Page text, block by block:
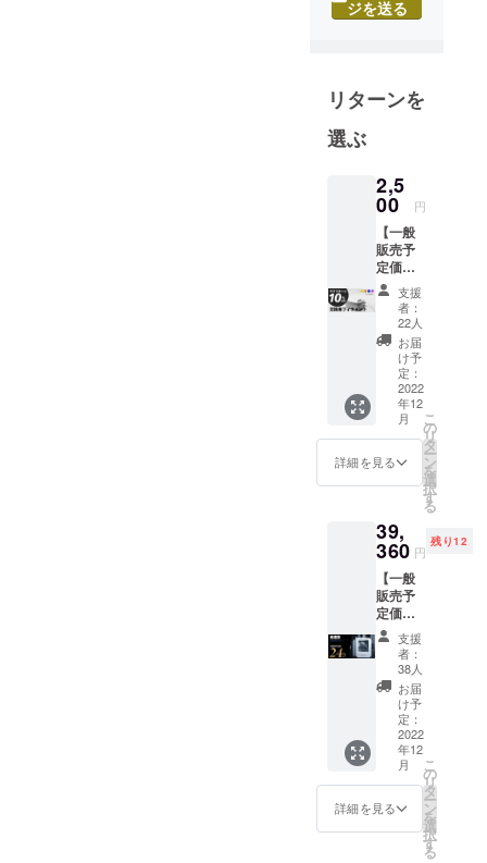
万件以上の
海外のお客
様に日本の
をお届けし
て参りまし
2019年9月、
今度は海外
の優れた製
品を日本の
お客様へお
届けしたい
という思い
から輸入総
代理店事業
を本格稼働
ジを送る
リターンを
選ぶ
2,5
00 円
【一般
販売予
定価格
2,780円
の10%
オフ】
(税込・
送料無
色（支
援時に
お選び
くださ
い） ・
ホワイ
ト ・イ
・オレ
ンジ ・
ブルー
・パー
プル ※
皆様の
ご支援
により
量産効
率が向
上した
場合、
正規販
売価格
が販売
予定価
格より
支援
者：
22人
お届
け予
定：
2022
年12
月
詳細を見る
こ
の
リ
タ
ー
ン
を
選
択
す
る
39,
360 円
残り12
【一般
販売予
定価格
51,800
円の
24%オ
フ】(税
込・送
料無料)
・3Dプ
リン
ター 本
体 ・材
料用タ
ンク
（ホワ
支援
者：
38人
お届
け予
定：
2022
年12
月
詳細を見る
こ
の
リ
タ
ー
ン
を
選
択
す
る